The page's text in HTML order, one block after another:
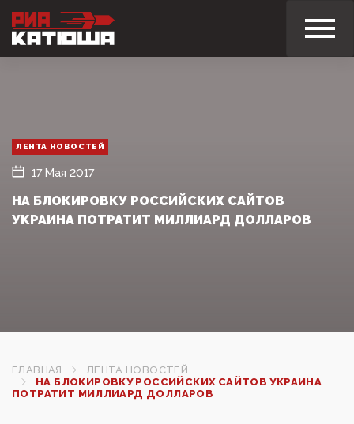
ЛЕНТА НОВОСТЕЙ
17 Мая 2017
НА БЛОКИРОВКУ РОССИЙСКИХ САЙТОВ
УКРАИНА ПОТРАТИТ МИЛЛИАРД ДОЛЛАРОВ‍
ГЛАВНАЯ
ЛЕНТА НОВОСТЕЙ
НА БЛОКИРОВКУ РОССИЙСКИХ САЙТОВ УКРАИНА
ПОТРАТИТ МИЛЛИАРД ДОЛЛАРОВ‍